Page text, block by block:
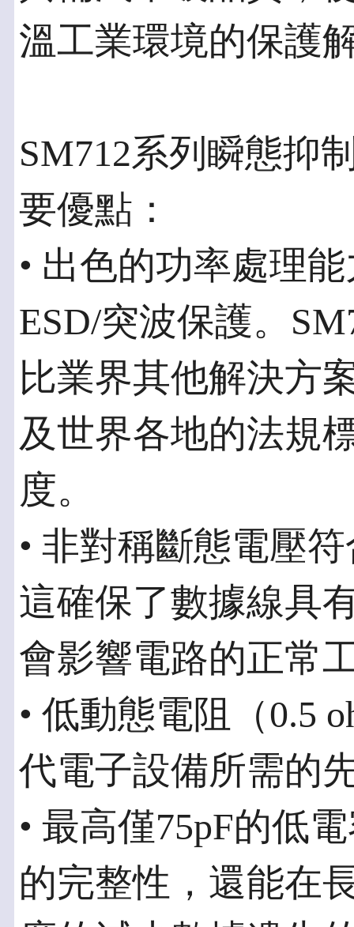
溫工業環境的保護
SM712系列瞬態抑
要優點：
• 出色的功率處理
ESD/突波保護。
比業界其他解決方
及世界各地的法規
度。
• 非對稱斷態電壓
這確保了數據線具
會影響電路的正常
• 低動態電阻（0.5
代電子設備所需的
• 最高僅75pF的低
的完整性，還能在